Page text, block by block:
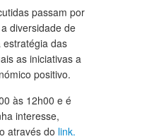
passam por
diversidade de
das
as iniciativas a
positivo.
às 12h00 e é
interesse,
através do link.